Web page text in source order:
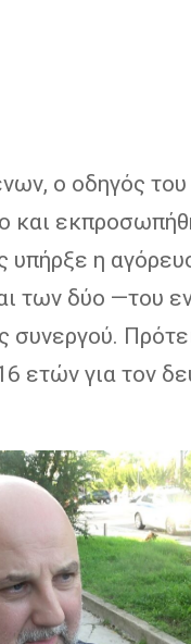
ο οδηγός του
και
υπήρξε η
των δύο —του
ετών για τον